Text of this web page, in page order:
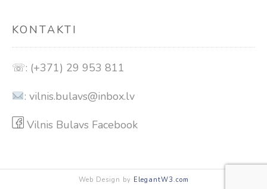
KONTAKTI
☏: (+371) 29 953 811
: vilnis.bulavs@inbox.lv
Vilnis Bulavs Facebook
Web Design by ElegantW3.com